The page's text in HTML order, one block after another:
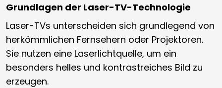
Grundlagen der Laser-TV-Technologie
Laser-TVs unterscheiden sich grundlegend von
herkömmlichen Fernsehern oder Projektoren.
Sie nutzen eine Laserlichtquelle, um ein
besonders helles und kontrastreiches Bild zu
erzeugen.